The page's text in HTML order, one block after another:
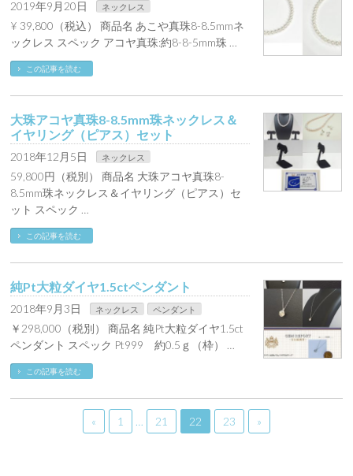
2019年9月20日 ネックレス
¥ 39,800（税込） 商品名 あこや真珠8-8.5mmネ
ックレス スペック アコヤ真珠:約8-8-5mm珠 …
この記事を読む
大珠アコヤ真珠8-8.5mm珠ネックレス＆
イヤリング（ピアス）セット
2018年12月5日 ネックレス
59,800円（税別） 商品名 大珠アコヤ真珠8-
8.5mm珠ネックレス＆イヤリング（ピアス）セ
ット スペック …
この記事を読む
純Pt大粒ダイヤ1.5ctペンダント
2018年9月3日 ネックレス ペンダント
￥298,000（税別） 商品名 純Pt大粒ダイヤ1.5ct
ペンダント スペック Pt999 約0.5ｇ（枠） …
この記事を読む
« 1 … 21 22 23 »